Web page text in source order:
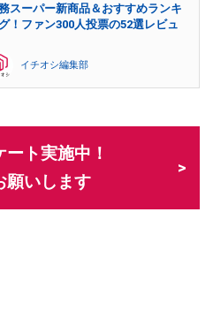
スーパー新商品＆おすすめランキ
！ファン300人投票の52選レビュ
イチオシ編集部
ト実施中！
願いします